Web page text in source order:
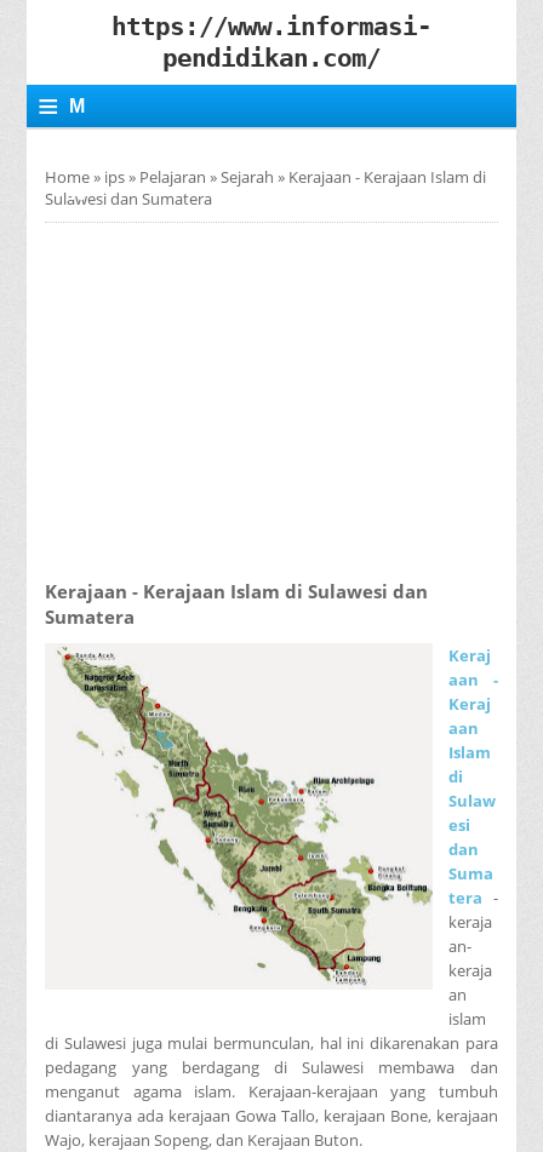
https://www.informasi-
pendidikan.com/
≡ M
N
Home» ips» Pelajaran »Sejarah » Kerajaan - Kerajaan Islam di
Sulawesi dan Sumatera
Kerajaan - Kerajaan Islam di Sulawesi dan
Sumatera
Keraj
aan -
Keraj
aan
Islam
di
Sulaw
esi
dan
Suma
tera -
keraja
an-
keraja
an
islam
di Sulawesi juga mulai bermunculan, hal ini dikarenakan para
pedagang yang berdagang di Sulawesi membawa dan
menganut agama islam. Kerajaan-kerajaan yang tumbuh
diantaranya ada kerajaan Gowa Tallo, kerajaan Bone, kerajaan
Wajo, kerajaan Sopeng, dan Kerajaan Buton.